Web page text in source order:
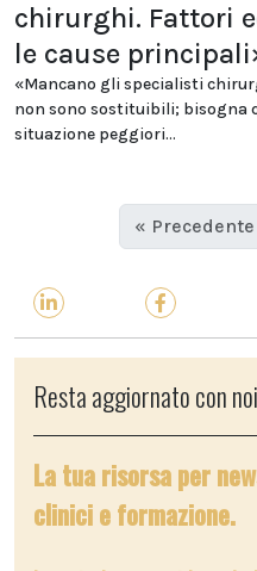
chirurghi. Fattori
le cause
«Mancano gli specialisti
non sono sostituibili; bisogna
situazione peggiori...
« Precedente
Resta aggiornato con
La tua risorsa per
clinici e formazione.